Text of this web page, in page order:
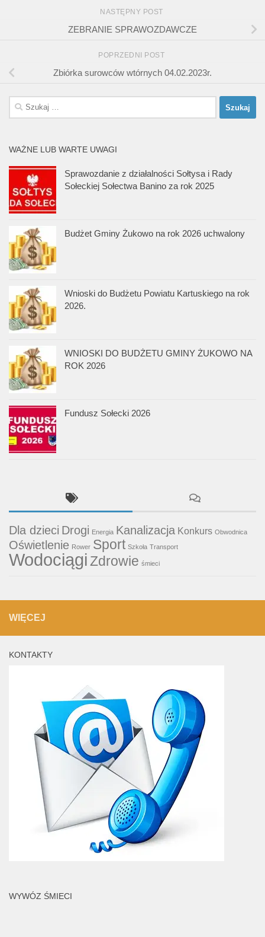
NASTĘPNY POST
ZEBRANIE SPRAWOZDAWCZE
POPRZEDNI POST
Zbiórka surowców wtórnych 04.02.2023r.
Szukaj:
WAŻNE LUB WARTE UWAGI
Sprawozdanie z działalności Sołtysa i Rady
Sołeckiej Sołectwa Banino za rok 2025
Budżet Gminy Żukowo na rok 2026 uchwalony
Wnioski do Budżetu Powiatu Kartuskiego na rok
2026.
WNIOSKI DO BUDŻETU GMINY ŻUKOWO NA
ROK 2026
Fundusz Sołecki 2026
Dla dzieci Drogi Energia Kanalizacja Konkurs Obwodnica
Oświetlenie Rower Sport Szkoła Transport
WodociągiZdrowie śmieci
WIĘCEJ
KONTAKTY
WYWÓZ ŚMIECI